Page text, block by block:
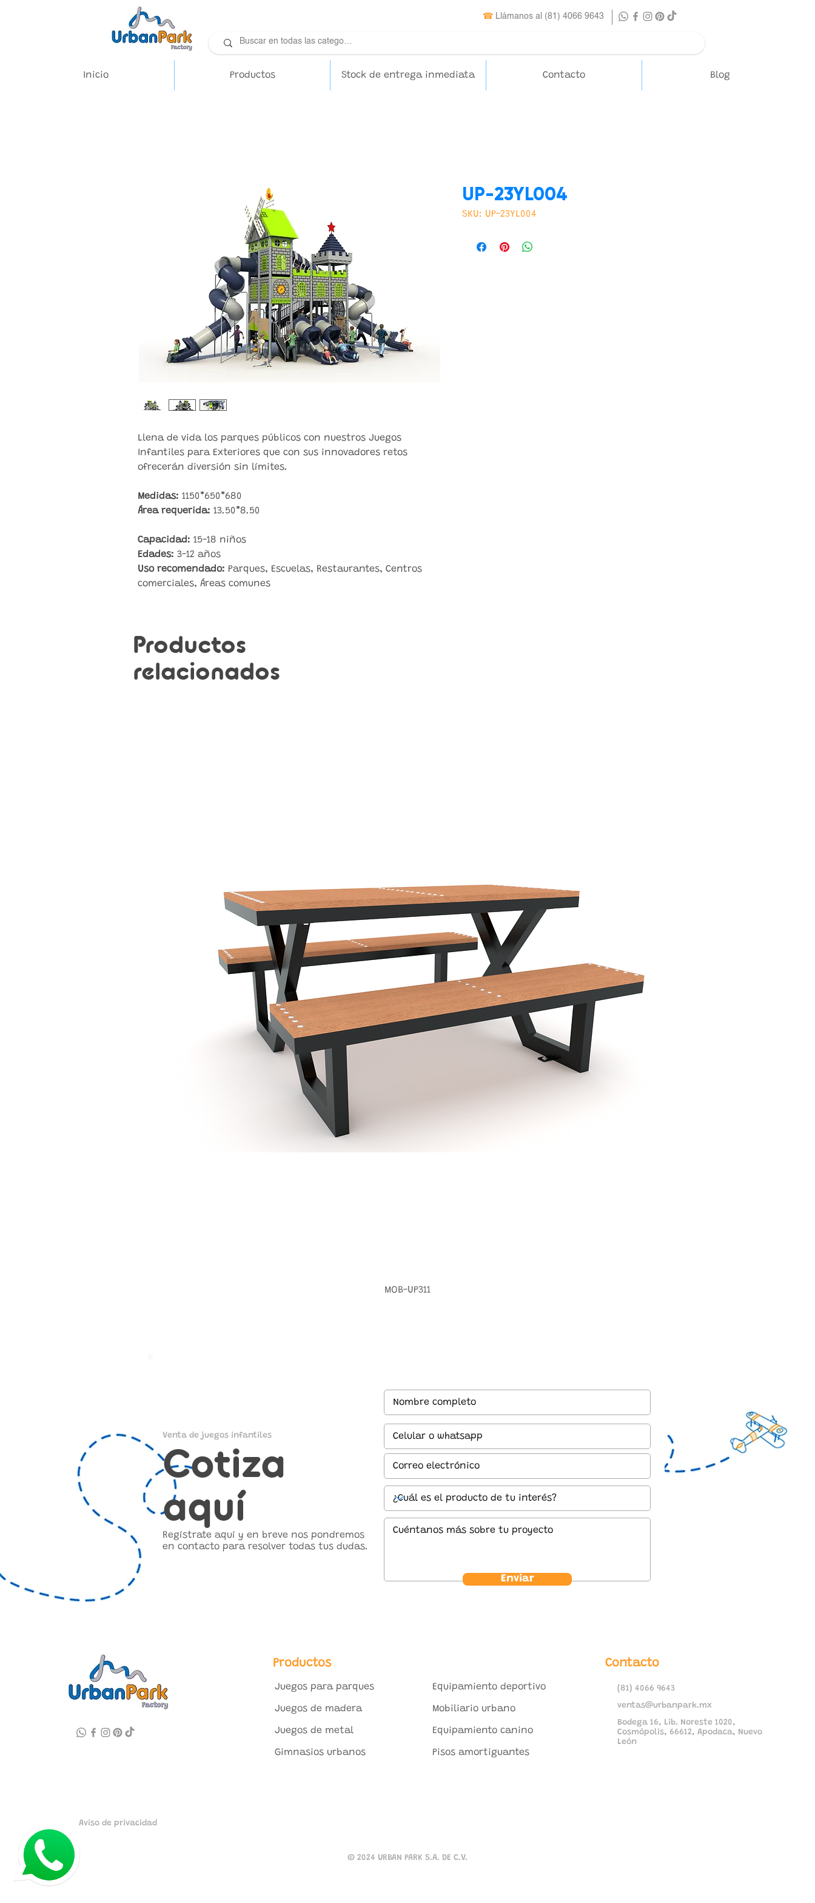
☎ Llámanos al (81) 4066 9643
Inicio Productos Stock de entrega inmediata Contacto Blog
Llena de vida los parques públicos con nuestros Juegos
Infantiles para Exteriores que con sus innovadores retos
ofrecerán diversión sin límites.
Medidas: 1150*650*680
Área requerida: 13.50*8.50
Capacidad: 15-18 niños
Edades: 3-12 años
Uso recomendado: Parques, Escuelas, Restaurantes, Centros
comerciales, Áreas comunes
UP-23YL004
SKU: UP-23YL004
Productos
relacionados
MOB-UP311
Venta de juegos infantiles
Cotiza
aquí
Regístrate aquí y en breve nos pondremos
en contacto para resolver todas tus dudas.
Enviar
Productos
Juegos para parques
Juegos de madera
Juegos de metal
Gimnasios urbanos
Equipamiento deportivo
Mobiliario urbano
Equipamiento canino
Pisos amortiguantes
Contacto
(81) 4066 9643
ventas@urbanpark.mx
Bodega 16, Lib. Noreste 1020,
Cosmópolis, 66612, Apodaca, Nuevo
León
Aviso de privacidad
© 2024 URBAN PARK S.A. DE C.V.